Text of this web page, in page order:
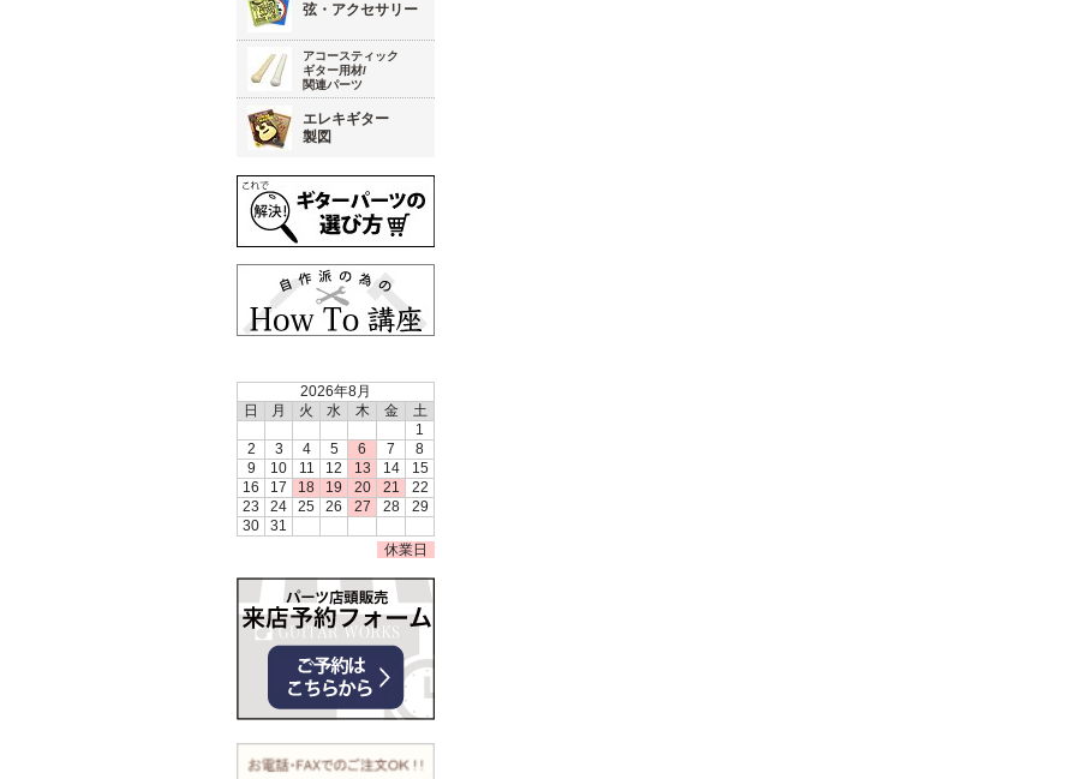
弦・アクセサリー
アコースティック
ギター用材/
関連パーツ
エレキギター
製図
2026年8月
日
月 火 水 木 金
土
1
2
3 4 5 6 7
8
9
10 11 12 13 14
15
16
17 18 19 20 21
22
23
24 25 26 27 28
29
30
31
休業日